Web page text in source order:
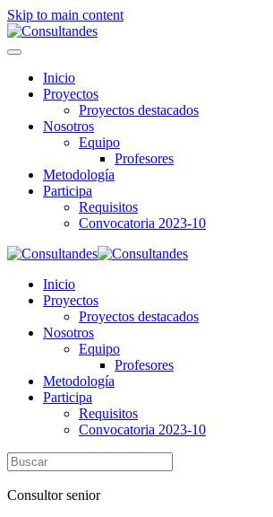
Skip to main content
Inicio
Proyectos
Proyectos destacados
Nosotros
Equipo
Profesores
Metodología
Participa
Requisitos
Convocatoria 2023-10
Inicio
Proyectos
Proyectos destacados
Nosotros
Equipo
Profesores
Metodología
Participa
Requisitos
Convocatoria 2023-10
Consultor senior